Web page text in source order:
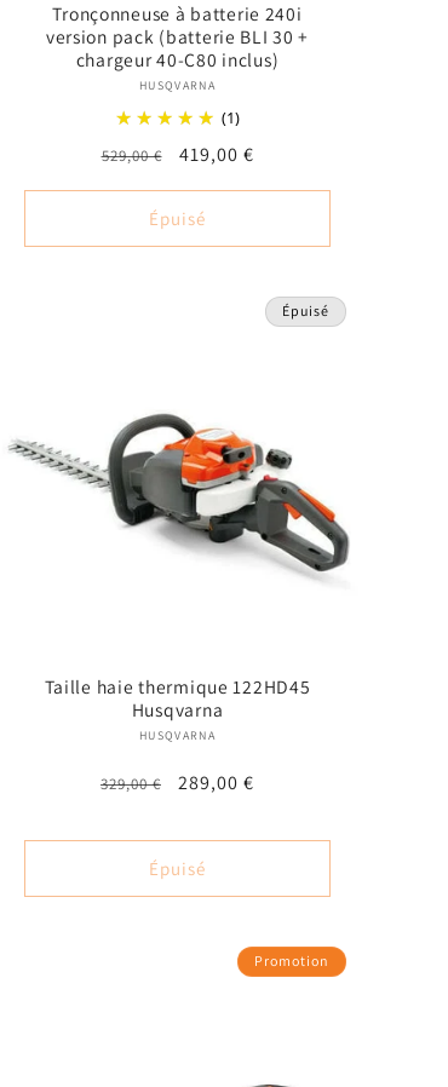
Tronçonneuse à batterie 240i
version pack (batterie BLI 30 +
chargeur 40-C80 inclus)
Fournisseur :
HUSQVARNA
(1)
Prix
529,00 €
Prix
419,00 €
Épuisé
Épuisé
Taille haie thermique 122HD45
Husqvarna
Fournisseur :
HUSQVARNA
Prix
329,00 €
Prix
289,00 €
Épuisé
Promotion